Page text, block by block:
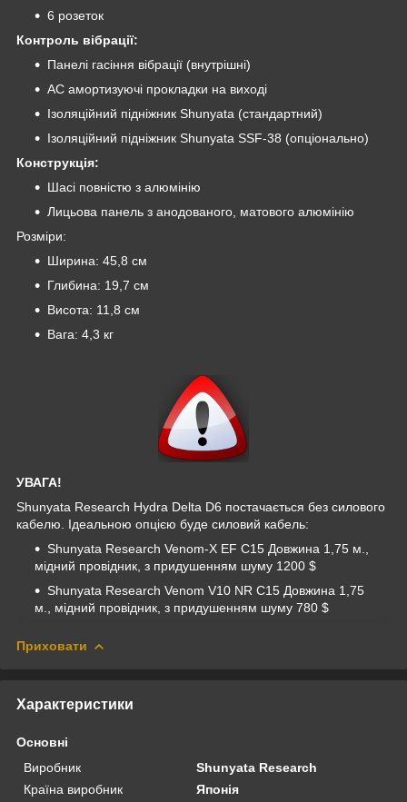
6 розеток
Контроль вібрації:
Панелі гасіння вібрації (внутрішні)
AC амортизуючі прокладки на виході
Ізоляційний підніжник Shunyata (стандартний)
Ізоляційний підніжник Shunyata SSF-38 (опціонально)
Конструкція:
Шасі повністю з алюмінію
Лицьова панель з анодованого, матового алюмінію
Розміри:
Ширина: 45,8 см
Глибина: 19,7 см
Висота: 11,8 см
Вага: 4,3 кг
УВАГА!
Shunyata Research Hydra Delta D6 постачається без силового
кабелю. Ідеальною опцією буде силовий кабель:
Shunyata Research Venom-X EF С15 Довжина 1,75 м.,
мідний провідник, з придушенням шуму 1200 $
Shunyata Research Venom V10 NR С15 Довжина 1,75
м., мідний провідник, з придушенням шуму 780 $
Приховати
Характеристики
Основні
Виробник
Shunyata Research
Країна виробник
Японія